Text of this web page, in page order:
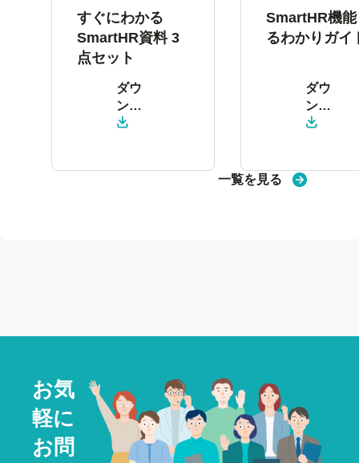
すぐにわかる
SmartHR資料 3
点セット
ダウ
ン
ロー
SmartHR機
るわかりガイ
ダウ
ン
ロー
一覧を見る
お気
軽に
お問